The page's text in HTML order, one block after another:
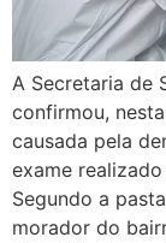
A Secretaria de
confirmou,
causada pela
exame
Segundo a
morador do